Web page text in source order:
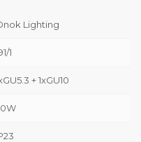
Lighting
1
+ 1xGU10